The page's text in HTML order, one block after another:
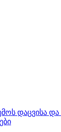
დაცვისა